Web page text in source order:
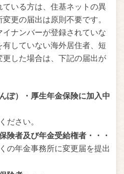
いる方は、住基ネットの異
更の届出は原則不要です。
ナンバーが登録されていな
していない海外居住者、短
した場合は、下記の届出が
ぽ）・厚生年金保険に加入中
ださい。
険者及び年金受給権者・・・
の年金事務所に変更届を提出